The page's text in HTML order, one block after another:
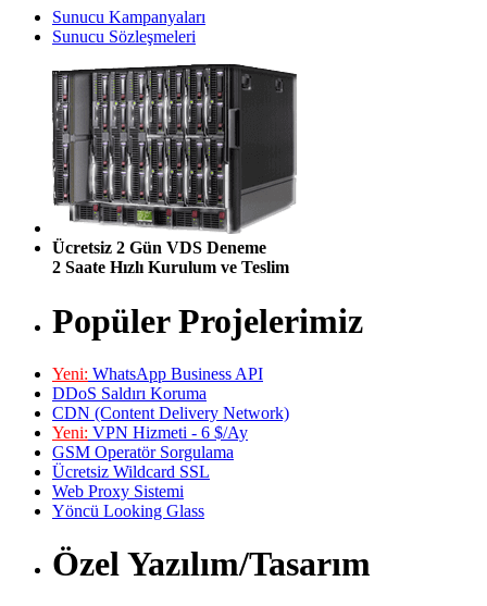
Sunucu Kampanyaları
Sunucu Sözleşmeleri
Ücretsiz 2 Gün VDS Deneme
2 Saate Hızlı Kurulum ve Teslim
Popüler Projelerimiz
Yeni: WhatsApp Business API
DDoS Saldırı Koruma
CDN (Content Delivery Network)
Yeni: VPN Hizmeti - 6 $/Ay
GSM Operatör Sorgulama
Ücretsiz Wildcard SSL
Web Proxy Sistemi
Yöncü Looking Glass
Özel Yazılım/Tasarım